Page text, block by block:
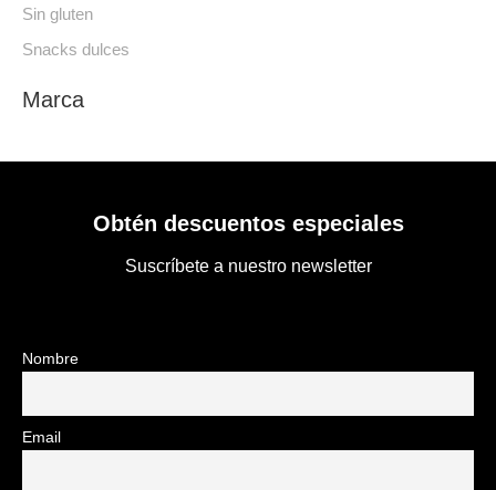
Sin gluten
Snacks dulces
Marca
Obtén descuentos especiales
Suscríbete a nuestro newsletter
Nombre
Email